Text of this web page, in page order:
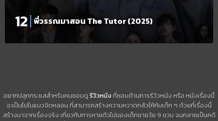
พี่วรรณมาสอน The Tutor (2025)
อยากปลุกกระแสสำหรับคนชอบดูรีวิวหนัง ที่ชอบด้านการรีวิวหนัง หรือ หนังเรื่องนี้
จะเป็นไปในแนวจิตหลอน ที่สามารถสร้างความหวาดกลัวให้กับเด็ก ๆ ด้วยที่เรื่องนี้
สร้างมาจากเรื่องจริง เกี่ยวกับการหายตัวไปของเด็กชายวัย 9 ขวบ จนกลายเป็นคดี